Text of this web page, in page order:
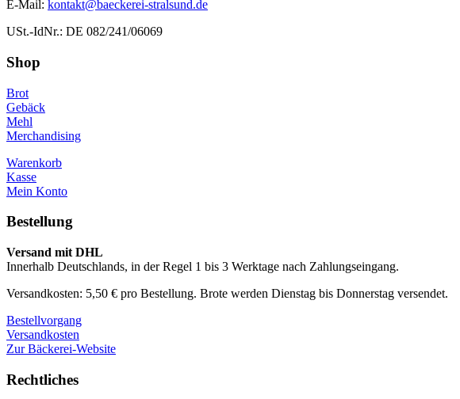
E-Mail: kontakt@baeckerei-stralsund.de
USt.-IdNr.: DE 082/241/06069
Shop
Brot
Gebäck
Mehl
Merchandising
Warenkorb
Kasse
Mein Konto
Bestellung
Versand mit DHL
Innerhalb Deutschlands, in der Regel 1 bis 3 Werktage nach Zahlungseingang.
Versandkosten: 5,50 € pro Bestellung. Brote werden Dienstag bis Donnerstag versendet.
Bestellvorgang
Versandkosten
Zur Bäckerei-Website
Rechtliches